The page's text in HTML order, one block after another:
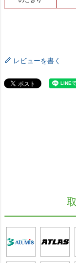
レビューを書く